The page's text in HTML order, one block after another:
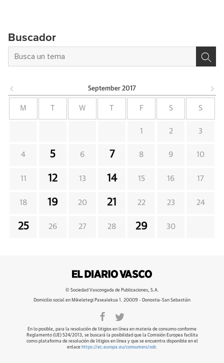
Buscador
September 2017
M W F S S
1 2 3
4 5 6 7 8 9 10
11 12 13 14 15 16 17
18 19 20 21 22 23 24
25 26 27 28 29 30
© Sociedad Vascongada de Publicaciones, S.A.
Domicilio social en Mikeletegi Pasealekua 1. 20009 - Donostia-San Sebastián
En lo posible, para la resolución de litigios en línea en materia de consumo conforme
Reglamento (UE) 524/2013, se buscará la posibilidad que la Comisión Europea facilita
como plataforma de resolución de litigios en línea y que se encuentra disponible en el
enlace https://ec.europa.eu/consumers/odr.